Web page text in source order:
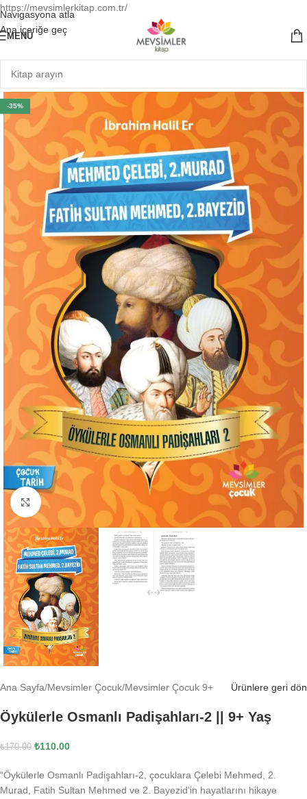
https://mevsimlerkitap.com.tr/
Navigasyona atla
Ana içeriğe geç
MENÜ
-35%
Büyütmek için tıklayın
Ana Sayfa/Mevsimler Çocuk/Mevsimler Çocuk 9+ Ürünlere geri dön
Öykülerle Osmanlı Padişahları-2 || 9+ Yaş
₺170.00 ₺110.00
“Öykülerle Osmanlı Padişahları-2, çocuklara Çelebi Mehmed, 2.
Murad, Fatih Sultan Mehmed ve 2. Bayezid’in hayatlarını hikaye